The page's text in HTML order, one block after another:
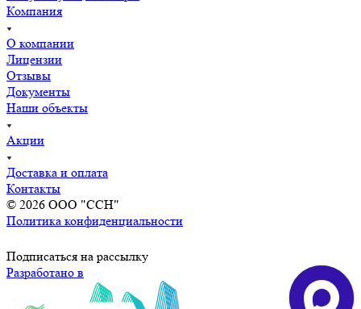
Компания
О компании
Лицензии
Отзывы
Документы
Наши объекты
Акции
Доставка и оплата
Контакты
© 2026 ООО "ССН"
Политика конфиденциальности
Подписаться на рассылку
Разработано в